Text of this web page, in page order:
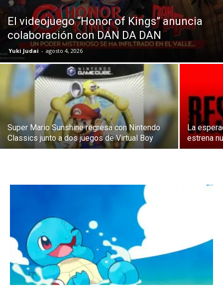
El videojuego “Honor of Kings” anuncia
colaboración con DAN DA DAN
Yuki Judai - agosto 4, 2026
Super Mario Sunshine regresa con Nintendo
Classics junto a dos juegos de Virtual Boy
La
estrena